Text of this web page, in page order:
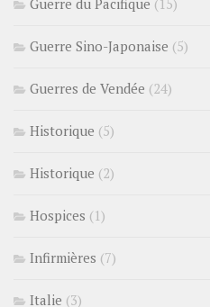
Guerre Sino-Japonaise (5)
Guerres de Vendée (24)
Historique (5)
Historique (2)
Hospices (1)
Infirmières (7)
Italie (3)